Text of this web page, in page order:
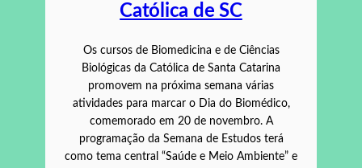
Católica de SC
Os cursos de Biomedicina e de Ciências
Biológicas da Católica de Santa Catarina
promovem na próxima semana várias
atividades para marcar o Dia do Biomédico,
comemorado em 20 de novembro. A
programação da Semana de Estudos terá
como tema central “Saúde e Meio Ambiente” e